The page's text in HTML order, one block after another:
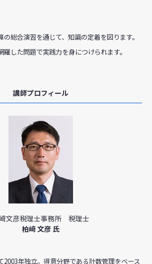
総合演習を通じて、知識の定着を図ります。
した問題で実践力を身につけられます。
講師プロフィール
文彦税理士事務所 税理士
柏﨑 文彦 氏
2003年独立。得意分野である計数管理をベース